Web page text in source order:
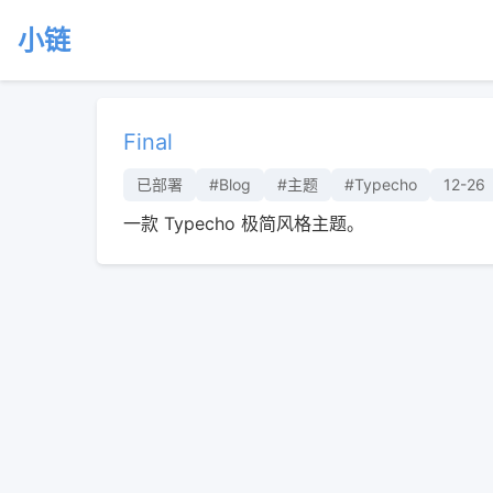
小链
Final
已部署 #Blog #主题 #Typecho 12-26
一款 Typecho 极简风格主题。